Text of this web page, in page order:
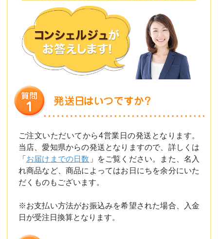
ご注文いただいてから4営業日の発送となります。
当店、愛知県からの発送となりますので、詳しくは
「 お届けまでの日数 」をご覧ください。また、名入
れ商品など、商品によってはお日にちを余分にいた
だくものもございます。
※お支払い方法がお振込みを希望された場合、入金
日が受注日換算となります。